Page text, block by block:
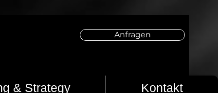
Anfragen
& Strategy Kontakt